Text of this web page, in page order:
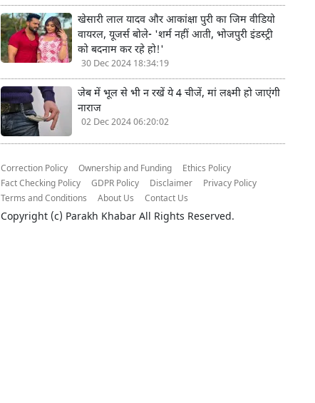
खेसारी लाल यादव और आकांक्षा पुरी का जिम वीडियो
वायरल, यूजर्स बोले- 'शर्म नहीं आती, भोजपुरी इंडस्ट्री
को बदनाम कर रहे हो!'
30 Dec 2024 18:34:19
जेब में भूल से भी न रखें ये 4 चीजें, मां लक्ष्मी हो जाएंगी
नाराज
02 Dec 2024 06:20:02
Correction Policy Ownership and Funding
Ethics Policy
Fact Checking Policy
GDPR Policy Disclaimer
Privacy Policy
Terms and Conditions
About Us Contact Us
Copyright (c) Parakh Khabar All Rights Reserved.